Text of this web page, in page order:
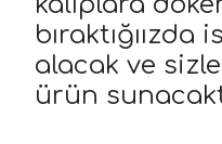
alacak ve
ürün